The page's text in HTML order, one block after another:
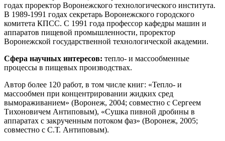
годах проректор Воронежского технологического института.
В 1989-1991 годах секретарь Воронежского городского
комитета КПСС. С 1991 года профессор кафедры машин и
аппаратов пищевой промышленности, проректор
Воронежской государственной технологической академии.
Сфера научных интересов: тепло- и массообменные
процессы в пищевых производствах.
Автор более 120 работ, в том числе книг: «Тепло- и
массообмен при концентрировании жидких сред
вымораживанием» (Воронеж, 2004; совместно с Сергеем
Тихоновичем Антиповым), «Сушка пивной дробины в
аппаратах с закрученным потоком фаз» (Воронеж, 2005;
совместно с С.Т. Антиповым).